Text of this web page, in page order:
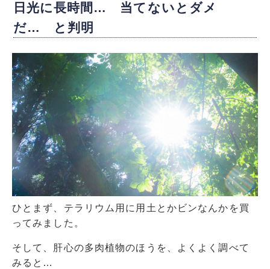
日光に長時間… 当てないとダメ
だ… と判明
ひとまず、テラリウム用に用土とかビンなんかを買
ってみました。
そして、肝心の多肉植物のほうを、よくよく調べて
みると…